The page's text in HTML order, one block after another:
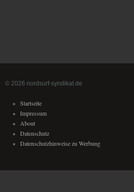
© 2026 nordsurf-syndikat.de
Startseite
Impressum
About
Datenschutz
Datenschutzhinweise zu Werbung